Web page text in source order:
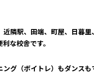
近隣駅、田端、町屋、日暮
な校舎です。
ング（ボイトレ）もダンス